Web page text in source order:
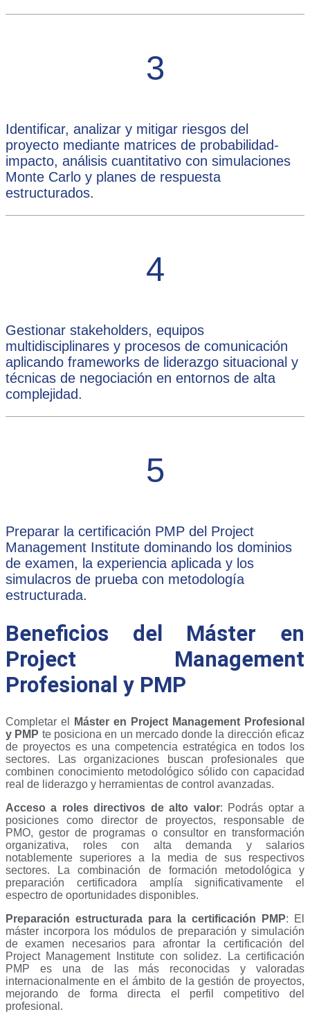
3
Identificar, analizar y mitigar riesgos del
proyecto mediante matrices de probabilidad-
impacto, análisis cuantitativo con simulaciones
Monte Carlo y planes de respuesta
estructurados.
4
Gestionar stakeholders, equipos
multidisciplinares y procesos de comunicación
aplicando frameworks de liderazgo situacional y
técnicas de negociación en entornos de alta
complejidad.
5
Preparar la certificación PMP del Project
Management Institute dominando los dominios
de examen, la experiencia aplicada y los
simulacros de prueba con metodología
estructurada.
Beneficios del Máster en
Project Management
Profesional y PMP
Completar el
Máster en Project Management Profesional
y PMP te posiciona en un mercado donde la dirección eficaz
de proyectos es una competencia estratégica en todos los
sectores. Las organizaciones buscan profesionales que
combinen conocimiento metodológico sólido con capacidad
real de liderazgo y herramientas de control avanzadas.
Acceso a roles directivos de alto valor: Podrás optar a
posiciones como director de proyectos, responsable de
PMO, gestor de programas o consultor en transformación
organizativa, roles con alta demanda y salarios
notablemente superiores a la media de sus respectivos
sectores. La combinación de formación metodológica y
preparación certificadora amplía significativamente el
espectro de oportunidades disponibles.
Preparación estructurada para la certificación PMP: El
máster incorpora los módulos de preparación y simulación
de examen necesarios para afrontar la certificación del
Project Management Institute con solidez. La certificación
PMP es una de las más reconocidas y valoradas
internacionalmente en el ámbito de la gestión de proyectos,
mejorando de forma directa el perfil competitivo del
profesional.